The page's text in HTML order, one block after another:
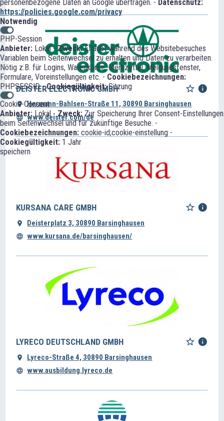
personenbezogene Daten an Google übertragen. - Datenschutz:
https://policies.google.com/privacy
Notwendig
PHP-Session
Anbieter: Lokal - Zweck:Erlaubt während des Websitebesuches
Variablen beim Seitenwechsel zu erhalten und Daten zu verarbeiten.
Nötig z.B. für Logins, Warenkörbe, Merkzettel, Meldungsfenster,
Formulare, Voreinstellungen etc. - Cookiebezeichnungen:
PHPSESSID -Cookiegültigkeit:Sitzung
Cookie-Consent
Anbieter: Lokal - Zweck: Zur Speicherung Ihrer Consent-Einstellungen
beim Seitenwechsel und für zukünftige Besuche. -
Cookiebezeichnungen: cookie-id;cookie-einstellung -
Cookiegültigkeit: 1 Jahr
speichern
DEISTER ELECTRONIC GMBH
Hermann-Bahlsen-Straße 11, 30890 Barsinghausen
www.deister.com/de
KURSANA CARE GMBH
Deisterplatz 3, 30890 Barsinghausen
www.kursana.de/barsinghausen/
LYRECO DEUTSCHLAND GMBH
Lyreco-Straße 4, 30890 Barsinghausen
www.ausbildung.lyreco.de